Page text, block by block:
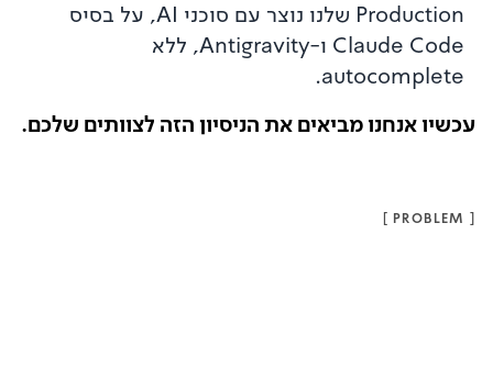
Production שלנו נוצר עם סוכני AI, על בסיס
Claude Code ו-Antigravity, ללא
autocomplete.
עכשיו אנחנו מביאים את הניסיון הזה לצוותים שלכם.
[
PROBLEM
]